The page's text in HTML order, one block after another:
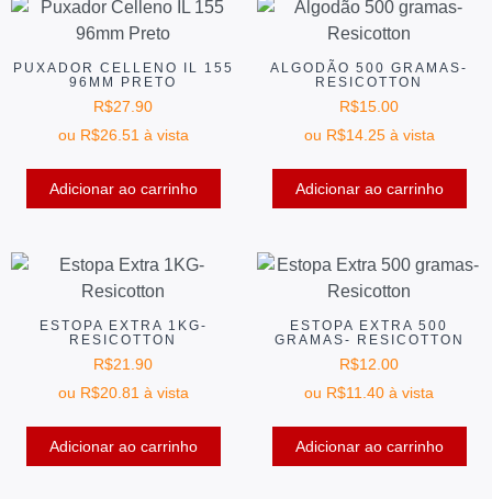
PUXADOR CELLENO IL 155
96MM PRETO
R$27.90
ou R$26.51 à vista
Adicionar ao carrinho
ALGODÃO 500 GRAMAS-
RESICOTTON
R$15.00
ou R$14.25 à vista
Adicionar ao carrinho
ESTOPA EXTRA 1KG-
RESICOTTON
R$21.90
ou R$20.81 à vista
Adicionar ao carrinho
ESTOPA EXTRA 500
GRAMAS- RESICOTTON
R$12.00
ou R$11.40 à vista
Adicionar ao carrinho